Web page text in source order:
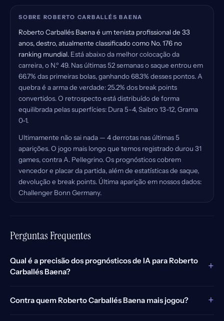
SOBRE ROBERTO CARBALLÉS BAENA
Roberto Carballés Baena é um tenista profissional de 33
anos, destro, atualmente classificado como No. 176 no
ranking mundial. Está abaixo da melhor colocação da
carreira, o N.º 49. Nas últimas 52 semanas o saque entrou em
66.7% das primeiras bolas, ganhando 68.3% desses pontos. A
quebra é a arma de verdade: 25.2% dos break points
convertidos. O retrospecto está distribuído de forma
equilibrada pelas superfícies: Dura 5-4, Saibro 13-12, Grama
0-1.
Ultimamente não sai nada — 4 derrotas nas últimas 5
aparições. O jogo mais longo que temos registrado durou 31
games, contra A. Pellegrino. Os prognósticos cobrem
vencedor e placar da partida, além de estatísticas de saque,
devolução e break points. Última aparição em nossos dados:
Challenger Bonn Germany.
Perguntas Frequentes
Qual é a precisão dos prognósticos de IA para Roberto
Carballés Baena?
+
Contra quem Roberto Carballés Baena mais jogou? +